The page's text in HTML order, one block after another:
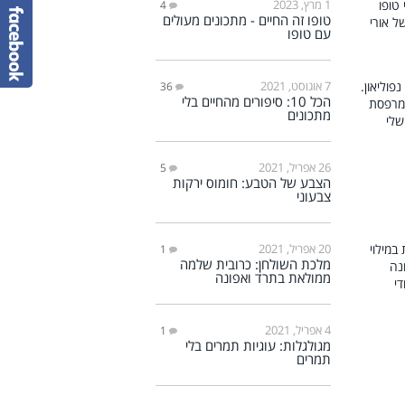
1 מרץ, 2023 4
טופו זה החיים - מתכונים מעולים
עם טופו
7 אוגוסט, 2021 36
הכל 10: סיפורים מהחיים בלי
מתכונים
26 אפריל, 2021 5
הצבע של הטבע: חומוס ירקות
צבעוני
20 אפריל, 2021 1
מלכת השולחן: כרובית שלמה
ממולאת בתרד ואפונה
4 אפריל, 2021 1
מגולגלות: עוגיות תמרים בלי
תמרים